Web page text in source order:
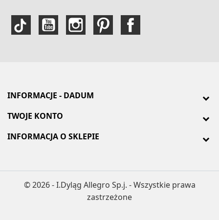
INFORMACJE - DADUM
TWOJE KONTO
INFORMACJA O SKLEPIE
© 2026 - I.Dyląg Allegro Sp.j. - Wszystkie prawa
zastrzeżone